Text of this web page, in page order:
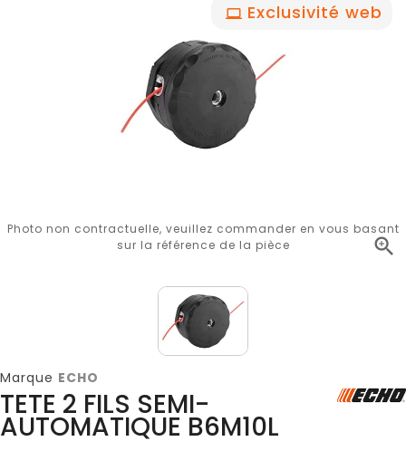
Exclusivité web

Photo non contractuelle, veuillez commander en vous basant
sur la référence de la pièce
Marque ECHO
TETE 2 FILS SEMI-
AUTOMATIQUE B6M10L